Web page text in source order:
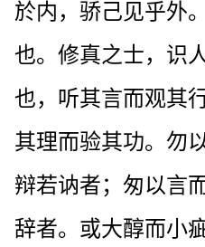
於内，骄己见乎外
也。修真之士，识
也，听其言而观其
其理而验其功。勿
辩若讷者；匆以言
辞者。或大醇而小